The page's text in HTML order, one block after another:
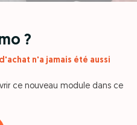
?
n'a jamais été aussi
ce nouveau module dans ce